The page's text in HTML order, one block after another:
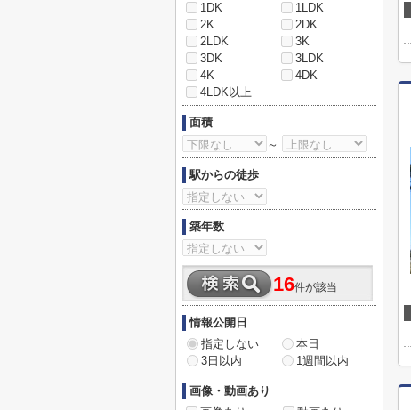
1DK
1LDK
2K
2DK
2LDK
3K
3DK
3LDK
4K
4DK
4LDK以上
面積
～
駅からの徒歩
築年数
16件が該当
情報公開日
指定しない
本日
3日以内
1週間以内
画像・動画あり